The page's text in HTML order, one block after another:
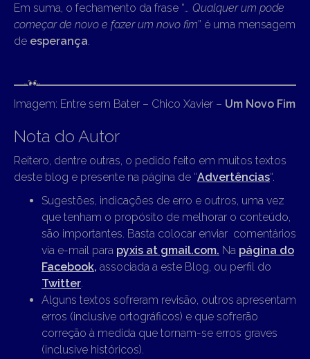
Em suma, o fechamento da frase “… Qualquer um pode
começar de novo e fazer um novo fim” é uma mensagem
de esperança.
Imagem: Entre sem Bater – Chico Xavier – Um Novo Fim
Nota do Autor
Reitero, dentre outras, o pedido feito em muitos textos
deste blog e presente na página de “Advertências“.
Sugestões, indicações de erro e outros, uma vez
que tenham o propósito de melhorar o conteúdo,
são importantes. Basta colocar enviar comentários
via e-mail para pyxis at gmail.com. Na página do
Facebook, associada a este Blog, ou perfil do
Twitter.
Alguns textos sofreram revisão, outros apresentam
erros (inclusive ortográficos) e que sofrerão
correção à medida que tornam-se erros graves
(inclusive históricos).